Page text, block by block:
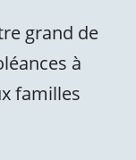
grand de
à
familles